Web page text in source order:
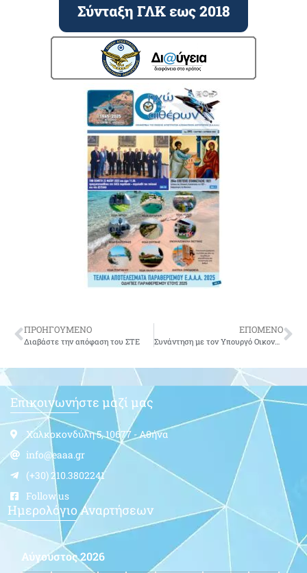
Σύνταξη ΓΛΚ εως 2018
ΠΡΟΗΓΟΥΜΕΝΟ
Διαβάστε την απόφαση του ΣΤΕ
ΕΠΟΜΕΝΟ
Συνάντηση με τον Υπουργό Οικονομικών ζητά το Συντονιστικό
Επικοινωνήστε μαζί μας
Χαλκοκονδύλη 5, 10677 - Αθήνα
info@eaaa.gr
(+30) 210.3802241
Follow us
Ημερολόγιο Αναρτήσεων
Αύγουστος 2026